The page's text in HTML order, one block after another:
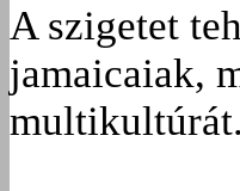
A szigetet
jamaicaiak,
multikultúrát.